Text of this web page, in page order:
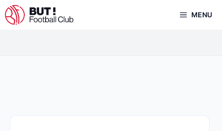
Aller
au
MENU